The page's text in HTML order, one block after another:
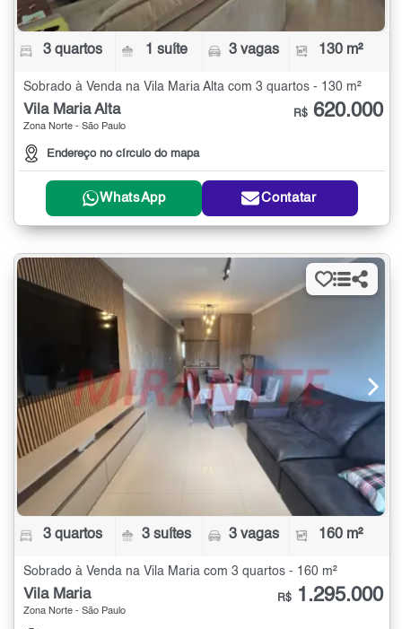
3 quartos 1 suíte 3 vagas 130 m²
Sobrado à Venda na Vila Maria Alta com 3 quartos - 130 m²
Vila Maria Alta
Zona Norte - São Paulo
Endereço no círculo do mapa
R$ 620.000
WhatsApp Contatar
3 quartos 3 suítes 3 vagas 160 m²
Sobrado à Venda na Vila Maria com 3 quartos - 160 m²
Vila Maria
Zona Norte - São Paulo
R$ 1.295.000